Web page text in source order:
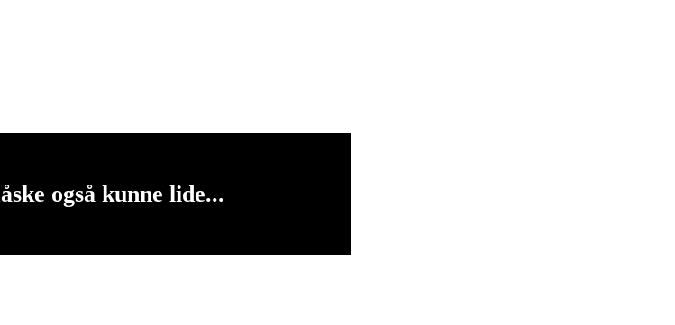
også kunne lide...